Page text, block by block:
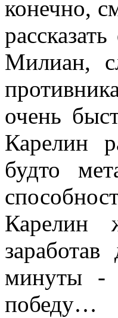
конечно,
Милиан,
очень
Карелин
будто
Карелин
минуты -
победу…